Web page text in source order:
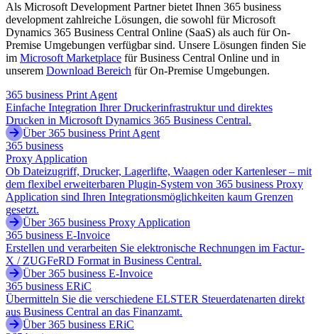
Als Microsoft Development Partner bietet Ihnen 365 business
development zahlreiche Lösungen, die sowohl für Microsoft
Dynamics 365 Business Central Online (SaaS) als auch für On-
Premise Umgebungen verfügbar sind. Unsere Lösungen finden Sie
im Microsoft Marketplace für Business Central Online und in
unserem Download Bereich für On-Premise Umgebungen.
365 business Print Agent
Einfache Integration Ihrer Druckerinfrastruktur und direktes
Drucken in Microsoft Dynamics 365 Business Central.
Über 365 business Print Agent
365 business
Proxy Application
Ob Dateizugriff, Drucker, Lagerlifte, Waagen oder Kartenleser – mit
dem flexibel erweiterbaren Plugin-System von 365 business Proxy
Application sind Ihren Integrationsmöglichkeiten kaum Grenzen
gesetzt.
Über 365 business Proxy Application
365 business E-Invoice
Erstellen und verarbeiten Sie elektronische Rechnungen im Factur-
X / ZUGFeRD Format in Business Central.
Über 365 business E-Invoice
365 business ERiC
Übermitteln Sie die verschiedene ELSTER Steuerdatenarten direkt
aus Business Central an das Finanzamt.
Über 365 business ERiC